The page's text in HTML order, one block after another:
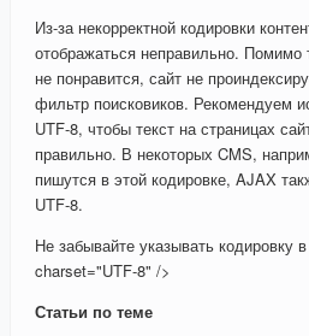
Из-за некорректной кодировки
отображаться неправильно. Помимо
не понравится, сайт не
фильтр поисковиков. Рекомендуем
UTF-8, чтобы текст на страницах
правильно. В некоторых CMS,
пишутся в этой кодировке, AJAX
UTF-8.
Не забывайте указывать кодировку
charset="UTF-8" />
Статьи по теме